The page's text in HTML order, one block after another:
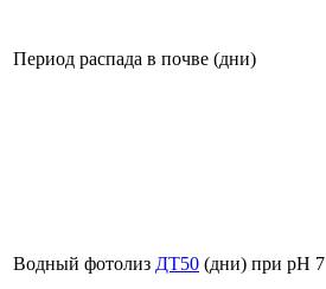
Период распада в почве (дни)
Водный фотолиз ДТ50 (дни) при pH 7